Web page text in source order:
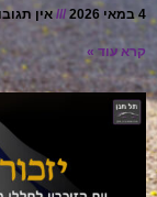
4 במאי 2026 אין
קרא עוד »